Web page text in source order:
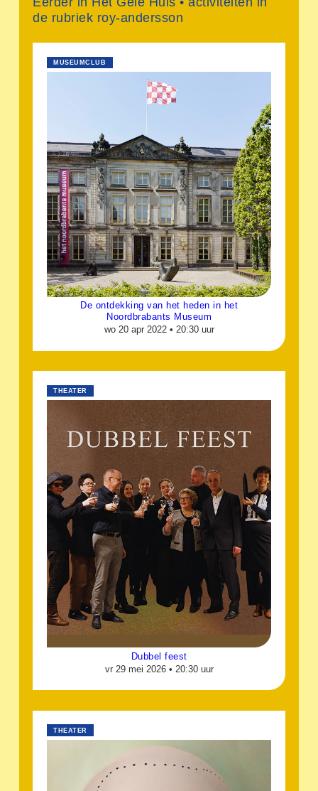
de rubriek roy-andersson
MUSEUMCLUB
De ontdekking van het heden in het
Noordbrabants Museum
wo 20 apr 2022 • 20:30 uur
THEATER
Dubbel feest
vr 29 mei 2026 • 20:30 uur
THEATER